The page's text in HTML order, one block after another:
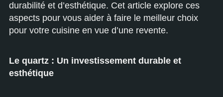
durabilité et d’esthétique. Cet article explore ces
aspects pour vous aider à faire le meilleur choix
pour votre cuisine en vue d’une revente.
Le quartz : Un investissement durable et
esthétique